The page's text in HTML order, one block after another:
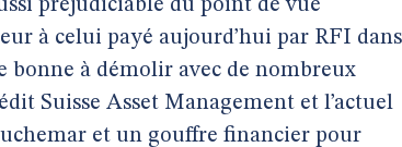
préjudiciable du point de vue
à celui payé aujourd’hui par RFI dans
bonne à démolir avec de nombreux
Suisse Asset Management et l’actuel
et un gouffre financier pour